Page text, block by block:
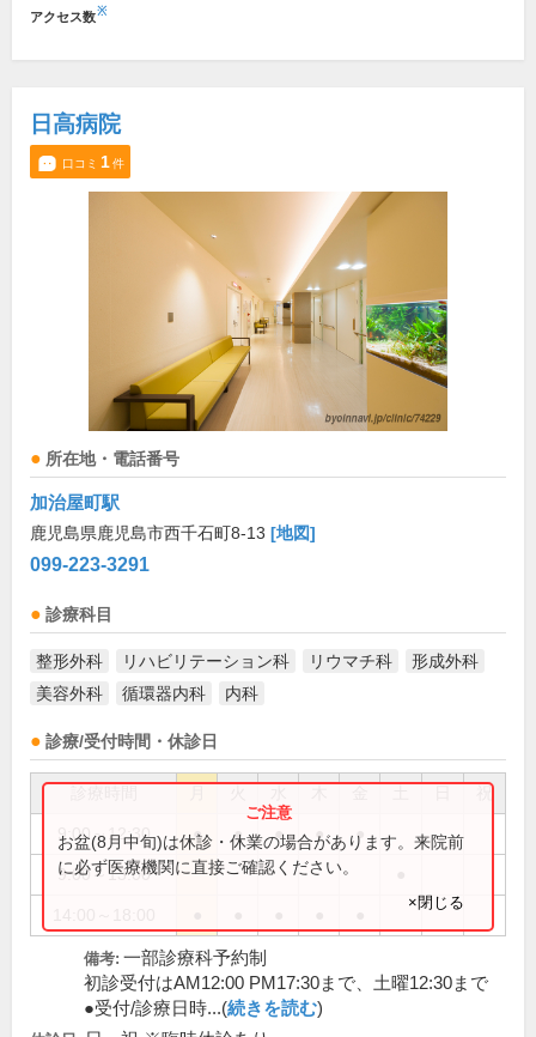
アクセス数※
日高病院
口コミ 1件
所在地・電話番号
加治屋町駅
鹿児島県鹿児島市西千石町8-13 [地図]
099-223-3291
診療科目
整形外科 リハビリテーション科 リウマチ科
形成外科
美容外科
循環器内科 内科
診療/受付時間・休診日
祝
9:00～12:30 ● ● ● ● ●
9:00～13:00
お盆(8月中旬)は休診・休業の場合があります。来院前
に必ず医療機関に直接ご確認ください。
×閉じる
備考: 一部診療科予約制
初診受付はAM12:00 PM17:30まで、土曜12:30まで
●受付/診療日時...(続きを読む)